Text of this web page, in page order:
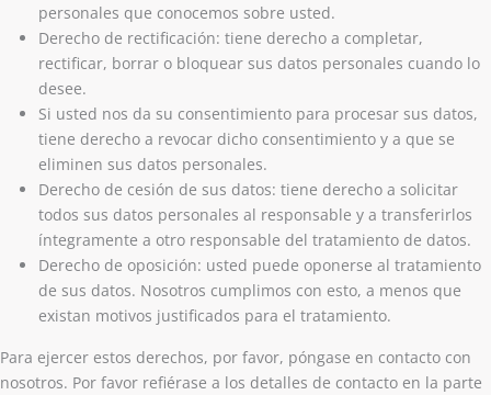
personales que conocemos sobre usted.
Derecho de rectificación: tiene derecho a completar,
rectificar, borrar o bloquear sus datos personales cuando lo
desee.
Si usted nos da su consentimiento para procesar sus datos,
tiene derecho a revocar dicho consentimiento y a que se
eliminen sus datos personales.
Derecho de cesión de sus datos: tiene derecho a solicitar
todos sus datos personales al responsable y a transferirlos
íntegramente a otro responsable del tratamiento de datos.
Derecho de oposición: usted puede oponerse al tratamiento
de sus datos. Nosotros cumplimos con esto, a menos que
existan motivos justificados para el tratamiento.
Para ejercer estos derechos, por favor, póngase en contacto con
nosotros. Por favor refiérase a los detalles de contacto en la parte